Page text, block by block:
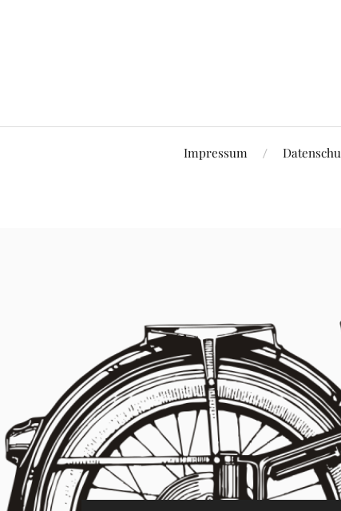
Impressum